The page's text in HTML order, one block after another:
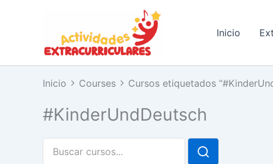
Inicio
Inicio Courses Cursos etiquetados
#KinderUndDeutsch